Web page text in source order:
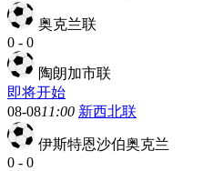
奥克兰联
0 - 0
陶朗加市联
即将开始
08-0811:00 新西北联
伊斯特恩沙伯奥克兰
0 - 0